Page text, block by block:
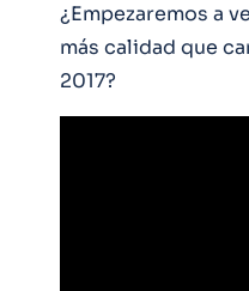
¿Empezaremos a
más calidad que
2017?